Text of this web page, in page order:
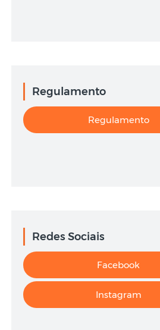
Regulamento
Regulamento
Redes Sociais
Facebook
Instagram